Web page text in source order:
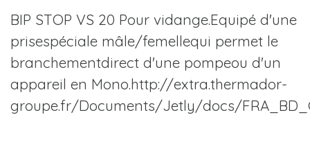
BIP STOP VS 20 Pour vidange.Equipé d'une
prisespéciale mâle/femellequi permet le
branchementdirect d'une pompeou d'un
appareil en Mono.http://extra.thermador-
groupe.fr/Documents/Jetly/docs/